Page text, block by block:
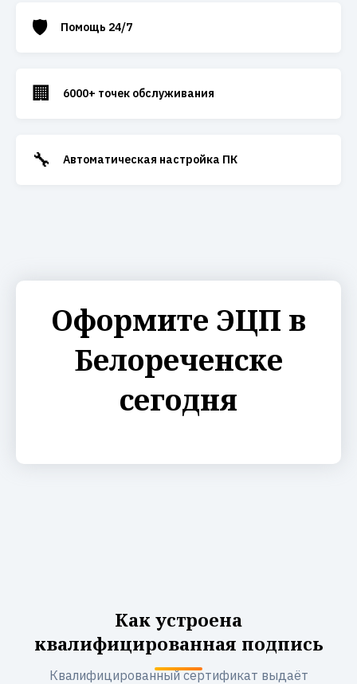
🛡️ Помощь 24/7
🏢 6000+ точек обслуживания
🔧 Автоматическая настройка ПК
Оформите ЭЦП в
Белореченске
сегодня
Как устроена
квалифицированная подпись
Квалифицированный сертификат выдаёт